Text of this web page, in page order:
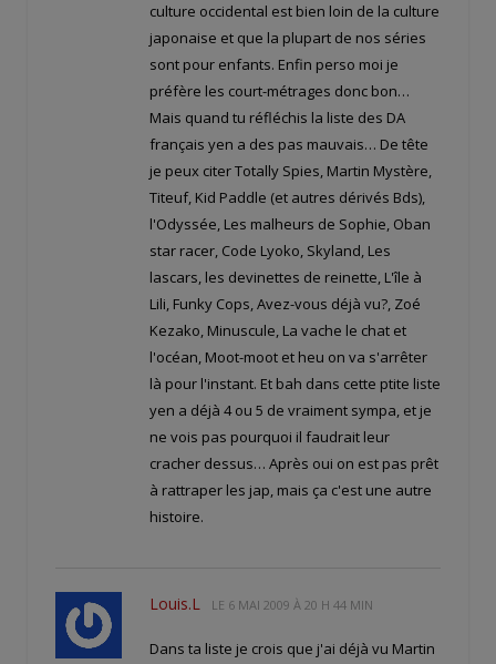
culture occidental est bien loin de la culture
japonaise et que la plupart de nos séries
sont pour enfants. Enfin perso moi je
préfère les court-métrages donc bon…
Mais quand tu réfléchis la liste des DA
français yen a des pas mauvais… De tête
je peux citer Totally Spies, Martin Mystère,
Titeuf, Kid Paddle (et autres dérivés Bds),
l'Odyssée, Les malheurs de Sophie, Oban
star racer, Code Lyoko, Skyland, Les
lascars, les devinettes de reinette, L'île à
Lili, Funky Cops, Avez-vous déjà vu?, Zoé
Kezako, Minuscule, La vache le chat et
l'océan, Moot-moot et heu on va s'arrêter
là pour l'instant. Et bah dans cette ptite liste
yen a déjà 4 ou 5 de vraiment sympa, et je
ne vois pas pourquoi il faudrait leur
cracher dessus… Après oui on est pas prêt
à rattraper les jap, mais ça c'est une autre
histoire.
Louis.L LE 6 MAI 2009 À 20 H 44 MIN
Dans ta liste je crois que j'ai déjà vu Martin